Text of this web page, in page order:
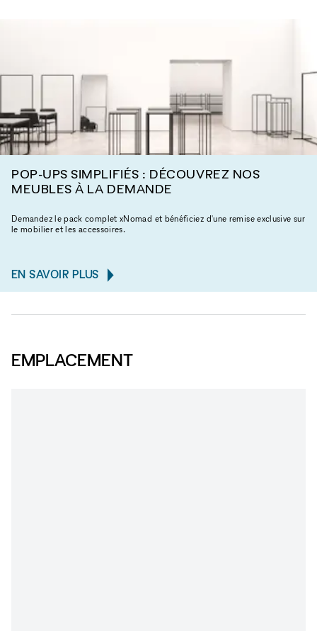
POP-UPS SIMPLIFIÉS : DÉCOUVREZ NOS
MEUBLES À LA DEMANDE
Demandez le pack complet xNomad et bénéficiez d'une remise exclusive sur
le mobilier et les accessoires.
EN SAVOIR PLUS
EMPLACEMENT